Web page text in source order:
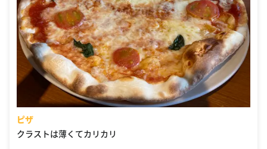
ピザ
クラストは薄くてカリカリ